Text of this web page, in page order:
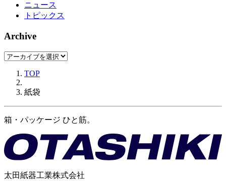
ニュース
トピックス
Archive
TOP
紙袋
箱・パッケージ ひと筋。
太田紙器工業株式会社